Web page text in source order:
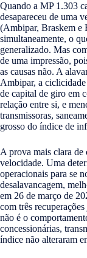
Quando a MP 1.303
desapareceu de uma
(Ambipar, Braskem e
simultaneamente, o
generalizado. Mas
de uma impressão,
as causas não. A
Ambipar, a
de capital de giro em
relação entre si, e
transmissoras,
grosso do índice de
A prova mais clara de
velocidade. Uma
operacionais para se
desalavancagem,
em 26 de março de
com três
não é o
concessionárias,
índice não alteraram